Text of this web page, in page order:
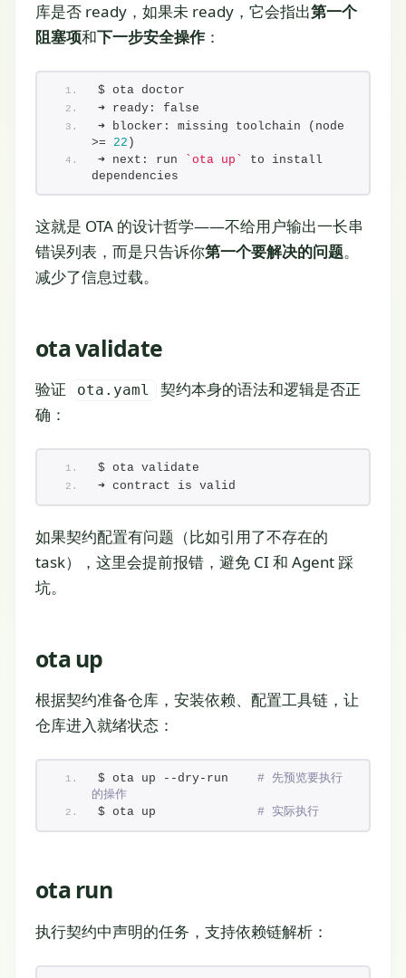
库是否 ready，如果未 ready，它会指出第一个
阻塞项和下一步安全操作：
$ ota doctor
➜ ready: false
➜ blocker: missing toolchain (node
>= 22 )
➜ next: run
`ota up`
to install
dependencies
这就是 OTA 的设计哲学——不给用户输出一长串
错误列表，而是只告诉你第一个要解决的问题。
减少了信息过载。
ota validate
验证 ota.yaml
契约本身的语法和逻辑是否正
确：
$ ota validate
➜ contract is valid
如果契约配置有问题（比如引用了不存在的
task），这里会提前报错，避免 CI 和 Agent 踩
坑。
ota up
根据契约准备仓库，安装依赖、配置工具链，让
仓库进入就绪状态：
$ ota up --dry-run # 先预览要执行
的操作
$ ota up # 实际执行
ota run
执行契约中声明的任务，支持依赖链解析：